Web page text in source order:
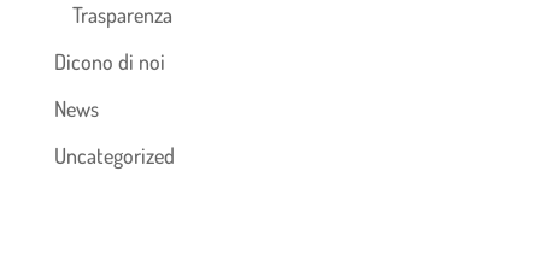
Trasparenza
Dicono di noi
News
Uncategorized